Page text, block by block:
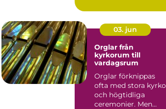
03. jun
Orglar från
kyrkorum till
vardagsrum
Orglar förknippas
ofta med stora
och högtidliga
ceremonier. Men